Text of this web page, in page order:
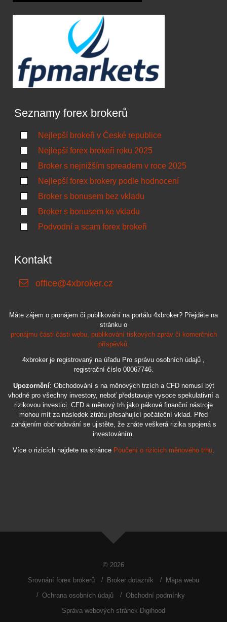
Seznamy forex brokerů
Nejlepší brokeři v České republice
Nejlepší forex brokeři roku 2025
Broker s nejnižším spreadem v roce 2025
Nejlepší forex brokery podle hodnocení
Broker s bonusem bez vkladu
Broker s bonusem ke vkladu
Podvodní a scam forex brokeři
Kontakt
office@4xbroker.cz
Máte zájem o pronájem či publikování na portálu 4xbroker? Přejděte na
stránku o
pronájmu části části webu, publikování tiskových zpráv či komerčních
příspěvků.
4xbroker je registrovaný na úřadu Pro správu osobních údajů ,
registrační číslo 00067746.
Upozornění: Obchodování s na měnových trzích a CFD nemusí být
vhodné pro všechny investory, neboť představuje vysoce spekulativní a
rizikovou investici. CFD a měnový trh jako pákové finanční nástroje
mohou mít za následek ztrátu přesahující počáteční vklad. Před
zahájením obchodování se ujistěte, že znáte veškerá rizika spojená s
investováním.
Více o rizicích najdete na stránce Poučení o rizicích měnového trhu.
© 2026
Srovnání forex brokerů
Broker dotazník
Mapa webu
Ochrana osobních údajů
Obchodní podmínky
Správa webových stránek Digihood